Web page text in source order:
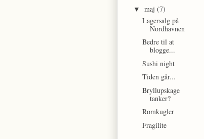
▼maj(7)
Lagersalg på
Nordhavnen
Bedre til at
blogge...
Sushi night
Tiden går...
Bryllupskage
tanker?
Romkugler
Fragilite